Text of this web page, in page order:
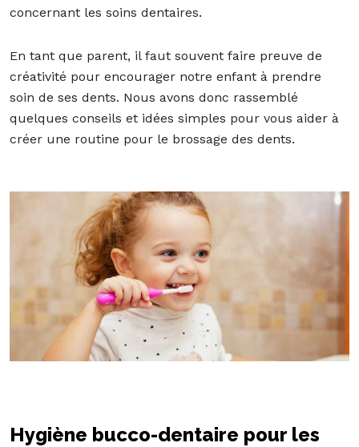
concernant les soins dentaires.
En tant que parent, il faut souvent faire preuve de
créativité pour encourager notre enfant à prendre
soin de ses dents. Nous avons donc rassemblé
quelques conseils et idées simples pour vous aider à
créer une routine pour le brossage des dents.
Hygiène bucco-dentaire pour les